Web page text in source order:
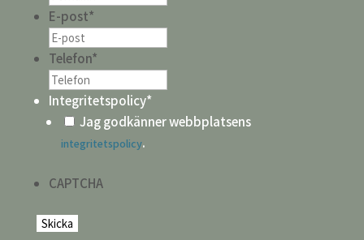
E-post*
Telefon*
Integritetspolicy*
Jag godkänner webbplatsens
integritetspolicy.
CAPTCHA